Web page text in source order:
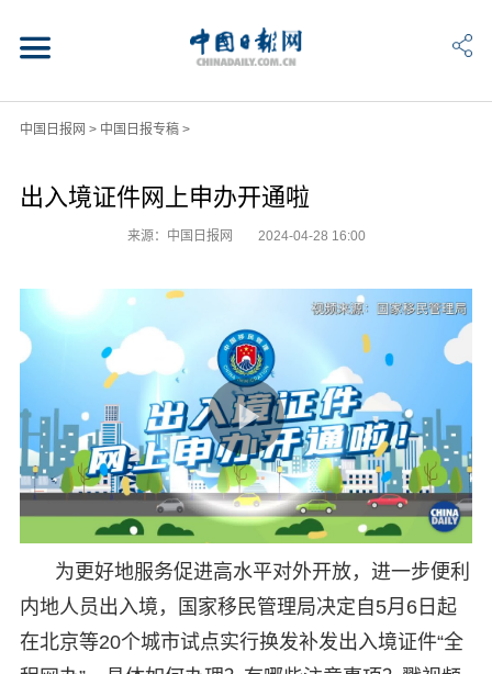
中国日报网 > 中国日报专稿>
出入境证件网上申办开通啦
来源：中国日报网 2024-04-28 16:00
为更好地服务促进高水平对外开放，进一步便利
内地人员出入境，国家移民管理局决定自5月6日起
在北京等20个城市试点实行换发补发出入境证件“全